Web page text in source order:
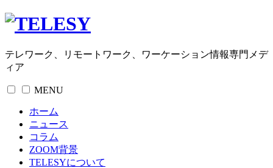
テレワーク、リモートワーク、ワーケーション情報専門メデ
ィア
MENU
ホーム
ニュース
コラム
ZOOM背景
TELESYについて